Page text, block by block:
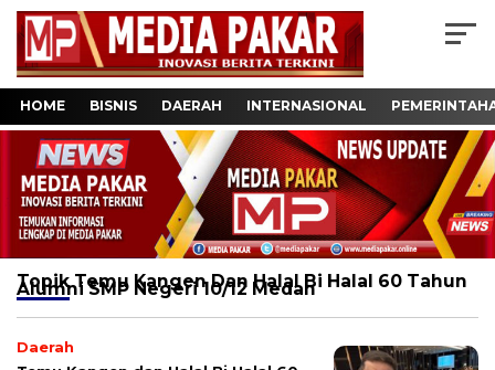
HOME BISNIS DAERAH INTERNASIONAL
Topik Temu Kangen Dan Halal Bi Halal 60 Tahun
Alumni SMP Negeri 10/12 Medan
Daerah